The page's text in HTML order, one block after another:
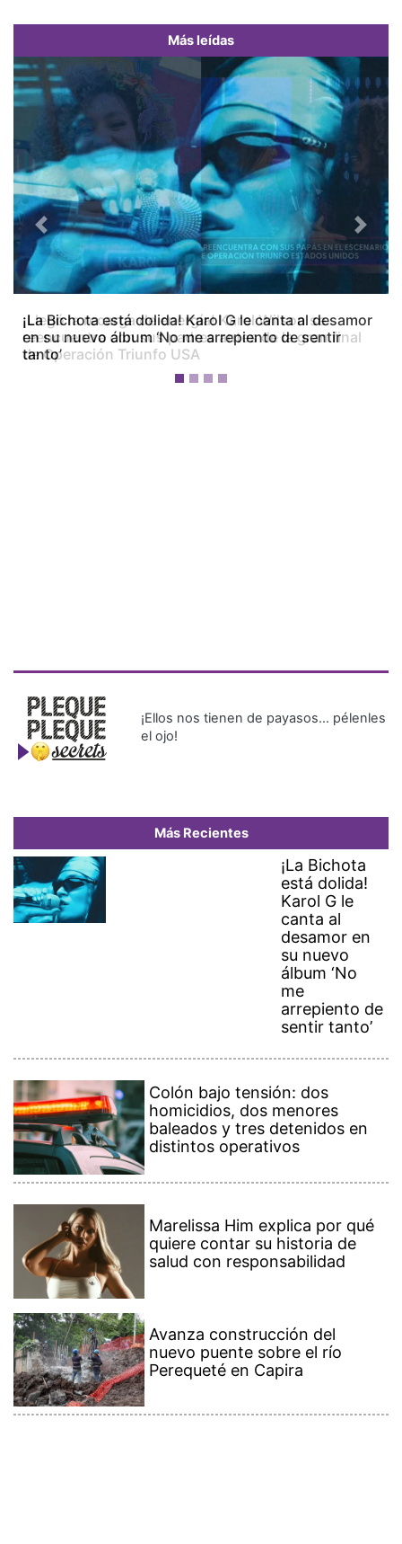
Más leídas
¡La Bichota está dolida! Karol G le canta al desamor
en su nuevo álbum ‘No me arrepiento de sentir
tanto’
Previous Next
¡Ellos nos tienen de payasos… pélenles
el ojo!
Más Recientes
¡La Bichota
está dolida!
Karol G le
canta al
desamor en
su nuevo
álbum ‘No
me
arrepiento de
sentir tanto’
Colón bajo tensión: dos
homicidios, dos menores
baleados y tres detenidos en
distintos operativos
Marelissa Him explica por qué
quiere contar su historia de
salud con responsabilidad
Avanza construcción del
nuevo puente sobre el río
Perequeté en Capira